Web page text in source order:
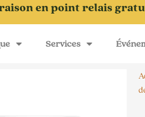
en point relais
Services